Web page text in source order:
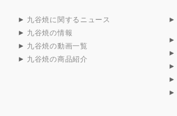
九谷焼に関するニュース
九谷焼の情報
九谷焼の動画一覧
九谷焼の商品紹介